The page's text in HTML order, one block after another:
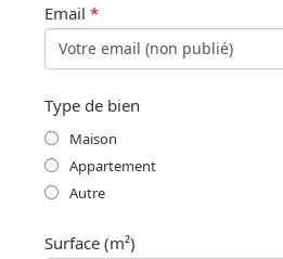
Email *
Type de bien
Maison
Appartement
Autre
Surface (m²)